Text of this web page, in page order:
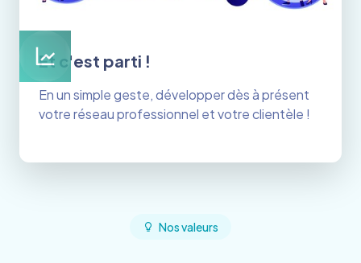
Et c'est parti !
En un simple geste, développer dès à présent
votre réseau professionnel et votre clientèle !
Nos valeurs